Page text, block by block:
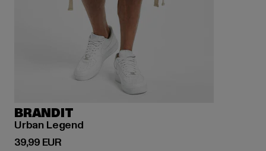
BRANDIT
Urban Legend
39,99 EUR
Derzeitiger Preis: 39,99 EUR